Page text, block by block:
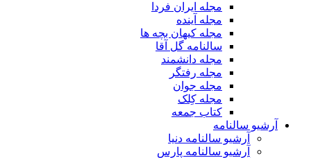
مجله ایران فردا
مجله آینده
مجله کیهان بچه ها
سالنامه گل آقا
مجله دانشمند
مجله رفتگر
مجله جوان
مجله کِلک
کتاب جمعه
آرشیو سالنامه
آرشیو سالنامه دنیا
آرشیو سالنامه پارس